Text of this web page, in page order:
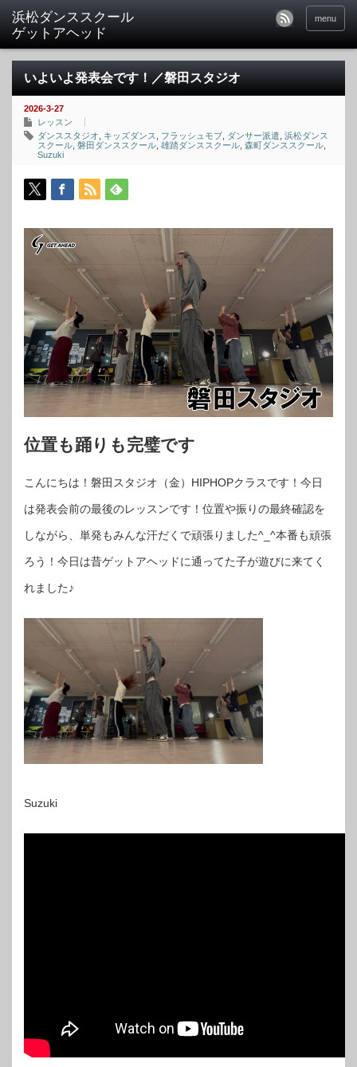
menu
いよいよ発表会です！／磐田スタジオ
2026-3-27
レッスン
ダンススタジオ
キッズダンス フラッシュモブ ダンサー派遣 浜松ダンス
スクール 磐田ダンススクール 雄踏ダンススクール 森町ダンススクール
Suzuki
位置も踊りも完璧です
こんにちは！磐田スタジオ（金）HIPHOPクラスです！今日
は発表会前の最後のレッスンです！位置や振りの最終確認を
しながら、単発もみんな汗だくで頑張りました^_^本番も頑張
ろう！今日は昔ゲットアヘッドに通ってた子が遊びに来てく
れました♪
Suzuki